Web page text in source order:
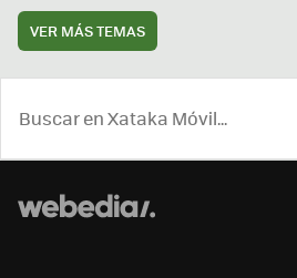
VER MÁS TEMAS